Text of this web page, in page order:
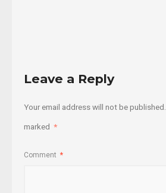
Leave a Reply
Your email address will not be published.
marked *
Comment *